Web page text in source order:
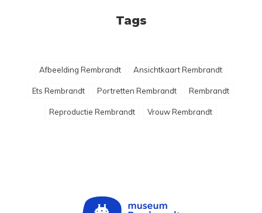
Tags
Afbeelding Rembrandt Ansichtkaart Rembrandt
Ets Rembrandt Portretten Rembrandt Rembrandt
Reproductie Rembrandt Vrouw Rembrandt